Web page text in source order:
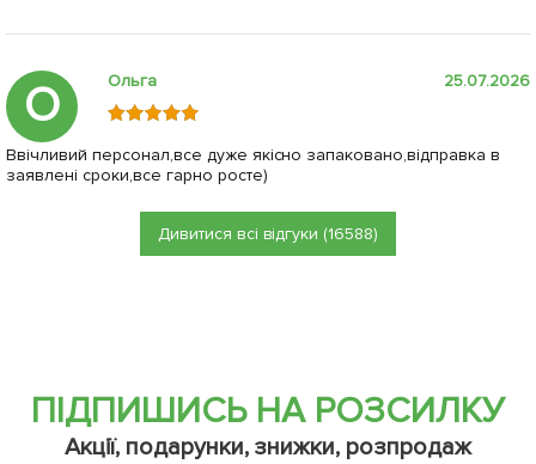
О Ольга 25.07.2026
Ввічливий персонал,все дуже якісно запаковано,відправка в
заявлені сроки,все гарно росте)
Дивитися всі відгуки (16588)
ПІДПИШИСЬ НА РОЗСИЛКУ
Акції, подарунки, знижки, розпродаж